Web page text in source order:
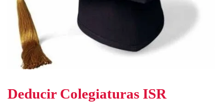
Deducir Colegiaturas ISR